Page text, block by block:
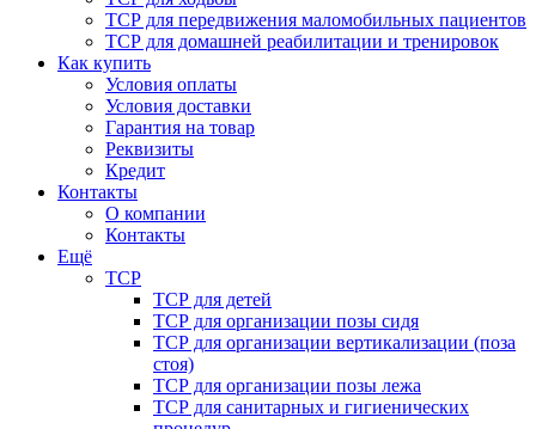
ТСР для передвижения маломобильных пациентов
ТСР для домашней реабилитации и тренировок
Как купить
Условия оплаты
Условия доставки
Гарантия на товар
Реквизиты
Кредит
Контакты
О компании
Контакты
Ещё
ТСР
ТСР для детей
ТСР для организации позы сидя
ТСР для организации вертикализации (поза
стоя)
ТСР для организации позы лежа
ТСР для санитарных и гигиенических